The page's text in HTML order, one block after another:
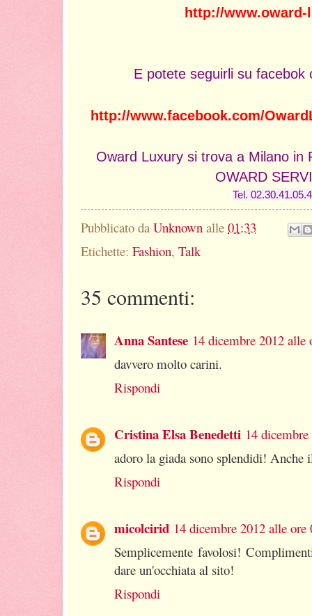
http://
E potete seguirli su facebok
http://www.facebook.com/
Oward Luxury si trova a Milano in
OWARD
Tel.
Pubblicato da Unknown alle 01:33
Etichette: Fashion, Talk
35 commenti:
Anna Santese 14 dicembre 2012 alle
davvero molto carini.
Rispondi
Cristina Elsa Benedetti 14
adoro la giada sono splendidi!
Rispondi
micolcirid 14 dicembre 2012 alle ore
Semplicemente favolosi!
dare un'occhiata al sito!
Rispondi